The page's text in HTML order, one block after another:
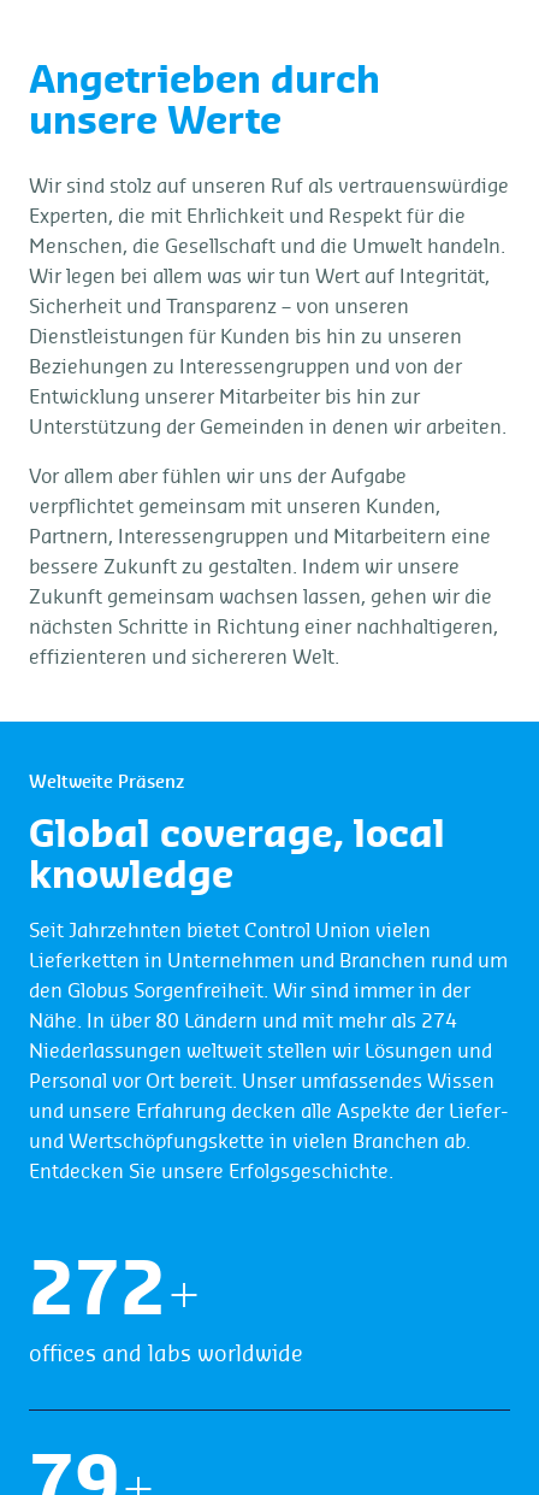
Angetrieben durch
unsere Werte
Wir sind stolz auf unseren Ruf als vertrauenswürdige
Experten, die mit Ehrlichkeit und Respekt für die
Menschen, die Gesellschaft und die Umwelt handeln.
Wir legen bei allem was wir tun Wert auf Integrität,
Sicherheit und Transparenz – von unseren
Dienstleistungen für Kunden bis hin zu unseren
Beziehungen zu Interessengruppen und von der
Entwicklung unserer Mitarbeiter bis hin zur
Unterstützung der Gemeinden in denen wir arbeiten.
Vor allem aber fühlen wir uns der Aufgabe
verpflichtet gemeinsam mit unseren Kunden,
Partnern, Interessengruppen und Mitarbeitern eine
bessere Zukunft zu gestalten. Indem wir unsere
Zukunft gemeinsam wachsen lassen, gehen wir die
nächsten Schritte in Richtung einer nachhaltigeren,
effizienteren und sichereren Welt.
Weltweite Präsenz
Global coverage, local
knowledge
Seit Jahrzehnten bietet Control Union vielen
Lieferketten in Unternehmen und Branchen rund um
den Globus Sorgenfreiheit. Wir sind immer in der
Nähe. In über 80 Ländern und mit mehr als 274
Niederlassungen weltweit stellen wir Lösungen und
Personal vor Ort bereit. Unser umfassendes Wissen
und unsere Erfahrung decken alle Aspekte der Liefer-
und Wertschöpfungskette in vielen Branchen ab.
Entdecken Sie unsere Erfolgsgeschichte.
274+
offices and labs worldwide